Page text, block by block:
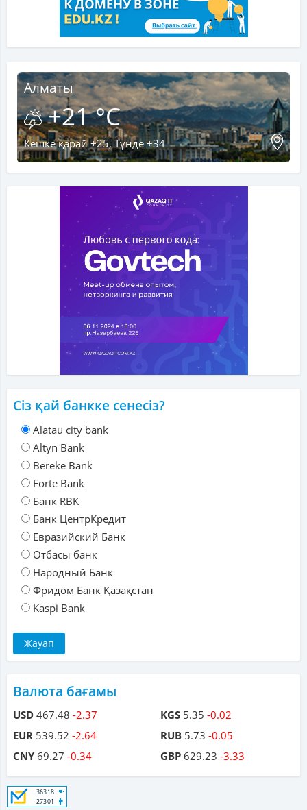
Алматы
+21 °C
Кешке қарай +25, Түнде +34
Сіз қай банкке сенесіз?
Alatau city bank
Altyn Bank
Bereke Bank
Forte Bank
Банк RBK
Банк ЦентрКредит
Евразийский Банк
Отбасы банк
Народный Банк
Фридом Банк Қазақстан
Kaspi Bank
Валюта бағамы
USD 467.48 -2.37
EUR 539.52 -2.64
CNY69.27 -0.34
KGS 5.35 -0.02
RUB 5.73 -0.05
GBP 629.23 -3.33